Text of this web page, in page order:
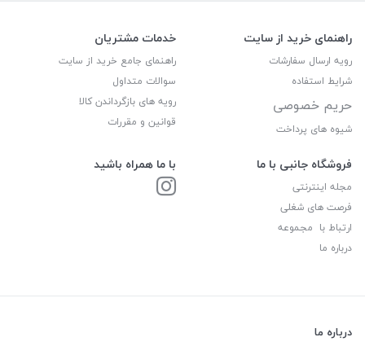
راهنمای خرید از سایت
رویه ارسال سفارشات
شرایط استفاده
حریم خصوصی
شیوه های پرداخت
خدمات مشتریان
راهنمای جامع خرید از سایت
سوالات متداول
رویه های بازگرداندن کالا
قوانین و مقررات
فروشگاه جانبی با ما
مجله اینترنتی
فرصت های شغلی
ارتباط با مجموعه
درباره ما
با ما همراه باشید
درباره ما